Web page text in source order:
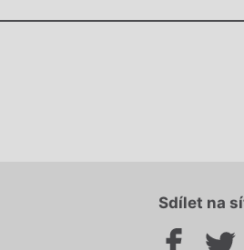
Sdílet na